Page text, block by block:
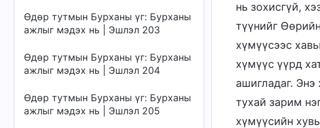
Өдөр тутмын Бурханы үг: Бурханы
ажлыг мэдэх нь | Эшлэл 203
Өдөр тутмын Бурханы үг: Бурханы
ажлыг мэдэх нь | Эшлэл 204
Өдөр тутмын Бурханы үг: Бурханы
ажлыг мэдэх нь | Эшлэл 205
нь зохисгүй,
түүнийг
хүмүүсээс
хүмүүс үүрд
ашигладаг.
тухай зарим
хүмүүсийн